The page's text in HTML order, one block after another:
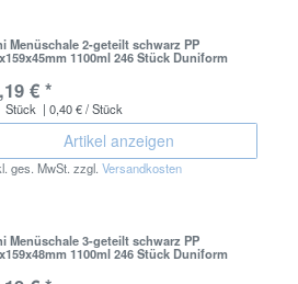
Menüschale 2-geteilt schwarz PP
1100ml 246 Stück Duniform
€ *
Stück | 0,40 € / Stück
Artikel anzeigen
ges. MwSt. zzgl.Versandkosten
Menüschale 3-geteilt schwarz PP
1100ml 246 Stück Duniform